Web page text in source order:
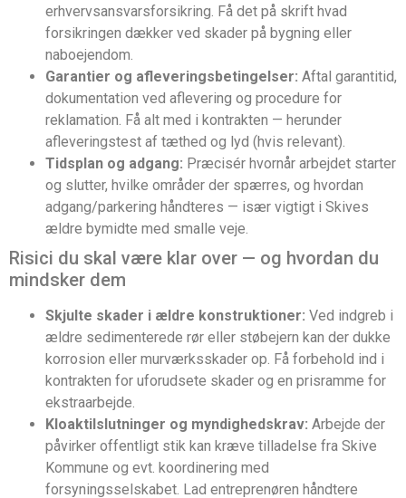
erhvervsansvarsforsikring. Få det på skrift hvad
forsikringen dækker ved skader på bygning eller
naboejendom.
Garantier og afleveringsbetingelser: Aftal garantitid,
dokumentation ved aflevering og procedure for
reklamation. Få alt med i kontrakten — herunder
afleveringstest af tæthed og lyd (hvis relevant).
Tidsplan og adgang: Præcisér hvornår arbejdet starter
og slutter, hvilke områder der spærres, og hvordan
adgang/parkering håndteres — især vigtigt i Skives
ældre bymidte med smalle veje.
Risici du skal være klar over — og hvordan du
mindsker dem
Skjulte skader i ældre konstruktioner: Ved indgreb i
ældre sedimenterede rør eller støbejern kan der dukke
korrosion eller murværksskader op. Få forbehold ind i
kontrakten for uforudsete skader og en prisramme for
ekstraarbejde.
Kloaktilslutninger og myndighedskrav: Arbejde der
påvirker offentligt stik kan kræve tilladelse fra Skive
Kommune og evt. koordinering med
forsyningsselskabet. Lad entreprenøren håndtere